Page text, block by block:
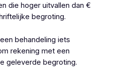
die hoger uitvallen dan €
begroting.
behandeling iets
rekening met een
geleverde begroting.